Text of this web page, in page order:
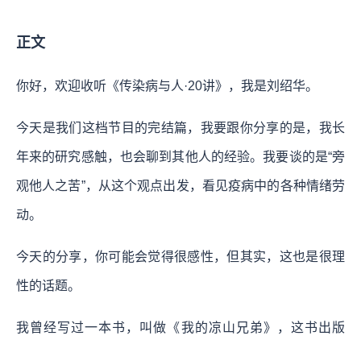
正文
你好，欢迎收听《传染病与人·20讲》，我是刘绍华。
今天是我们这档节目的完结篇，我要跟你分享的是，我长
年来的研究感触，也会聊到其他人的经验。我要谈的是“旁
观他人之苦”，从这个观点出发，看见疫病中的各种情绪劳
动。
今天的分享，你可能会觉得很感性，但其实，这也是很理
性的话题。
我曾经写过一本书，叫做《我的凉山兄弟》，这书出版